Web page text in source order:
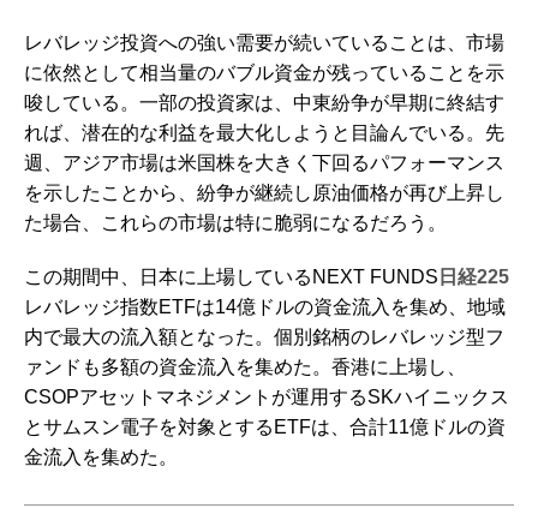
レバレッジ投資への強い需要が続いていることは、市場
に依然として相当量のバブル資金が残っていることを示
唆している。一部の投資家は、中東紛争が早期に終結す
れば、潜在的な利益を最大化しようと目論んでいる。先
週、アジア市場は米国株を大きく下回るパフォーマンス
を示したことから、紛争が継続し原油価格が再び上昇し
た場合、これらの市場は特に脆弱になるだろう。
この期間中、日本に上場しているNEXT FUNDS 日経225
レバレッジ指数ETFは14億ドルの資金流入を集め、地域
内で最大の流入額となった。個別銘柄のレバレッジ型フ
ァンドも多額の資金流入を集めた。香港に上場し、
CSOPアセットマネジメントが運用するSKハイニックス
とサムスン電子を対象とするETFは、合計11億ドルの資
金流入を集めた。